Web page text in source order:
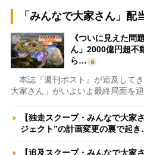
「みんなで大家さん」
《ついに見えた問
ん」2000億円超不
ら…
本誌『週刊ポスト』が追及して
大家さん」がいよいよ最終局面を
【独走スクープ・みんなで大家
ジェクト”の計画変更の裏で起
【追及スクープ・みんなで大家